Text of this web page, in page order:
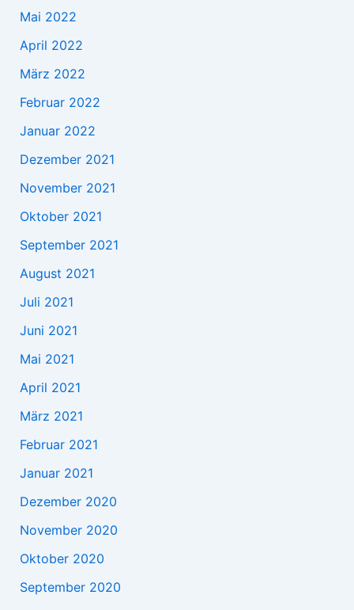
Mai 2022
April 2022
März 2022
Februar 2022
Januar 2022
Dezember 2021
November 2021
Oktober 2021
September 2021
August 2021
Juli 2021
Juni 2021
Mai 2021
April 2021
März 2021
Februar 2021
Januar 2021
Dezember 2020
November 2020
Oktober 2020
September 2020